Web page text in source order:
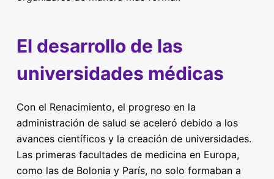
El desarrollo de las
universidades médicas
Con el Renacimiento, el progreso en la
administración de salud se aceleró debido a los
avances científicos y la creación de universidades.
Las primeras facultades de medicina en Europa,
como las de Bolonia y París, no solo formaban a